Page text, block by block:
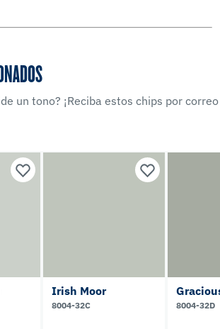
un tono? ¡Reciba estos chips por correo
Irish Moor
8004-32C 8004-32D